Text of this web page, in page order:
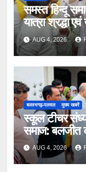
समस्त हिन्दू
यात्रा श्रद्धा
AUG 4, 2026
बल्लभगढ़़-पलवल मुख्य खबरें
स्कूल टीचर
समाज: बलजीत
AUG 4, 2026